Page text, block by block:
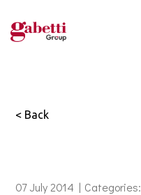
< Back
07 July 2014 | Categories: